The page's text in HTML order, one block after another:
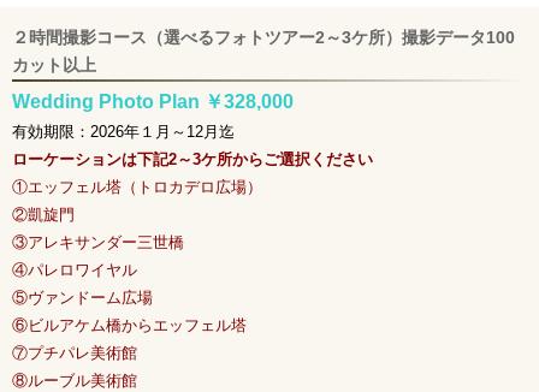
２時間撮影コース（選べるフォトツアー2～3ケ所）撮影データ100
カット以上
Wedding Photo Plan ￥328,000
有効期限：2026年１月～12月迄
ローケーションは下記2～3ケ所からご選択ください
①エッフェル塔（トロカデロ広場）
②凱旋門
③アレキサンダー三世橋
④パレロワイヤル
⑤ヴァンドーム広場
⑥ビルアケム橋からエッフェル塔
⑦プチパレ美術館
⑧ルーブル美術館